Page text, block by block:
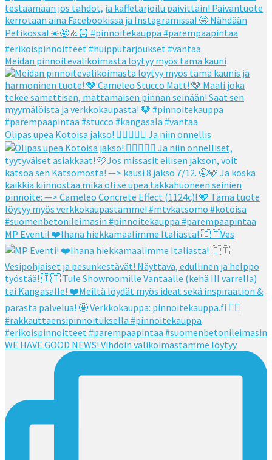
Meidän pinnoitevalikoimasta löytyy myös tämä kauni
Olipas upea Kotoisa jakso! 👌🏻👌🏻🧡 Ja niin onnellis
MP Eventi! ❤️Ihana hiekkamaalimme Italiasta! 🇮🇹Ves
WE HAVE GOOD NEWS! Vihdoin valikoimastamme löytyy